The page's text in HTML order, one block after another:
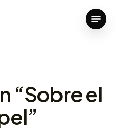
Menu
“Sobre el
Close